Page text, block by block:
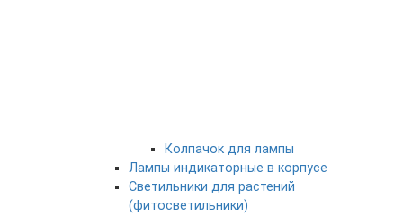
Колпачок для лампы
Лампы индикаторные в корпусе
Светильники для растений
(фитосветильники)